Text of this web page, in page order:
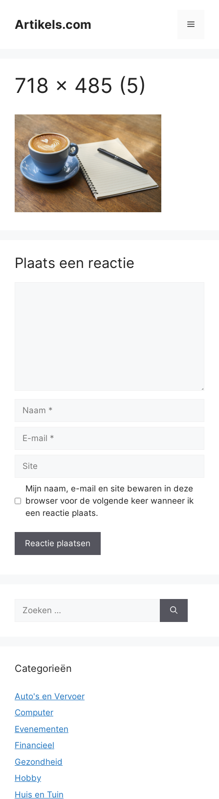
Artikels.com Menu
718 x 485 (5)
Plaats een reactie
Naam
Site
Mijn naam, e-mail en site bewaren in deze
browser voor de volgende keer wanneer ik
een reactie plaats.
naar:
Categorieën
Auto's en Vervoer
Computer
Evenementen
Financieel
Gezondheid
Hobby
Huis en Tuin